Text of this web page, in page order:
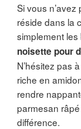
Si vous n’avez
réside dans la
simplement les
noisette pour
N’hésitez pas
riche en
rendre
parmesan
différence.